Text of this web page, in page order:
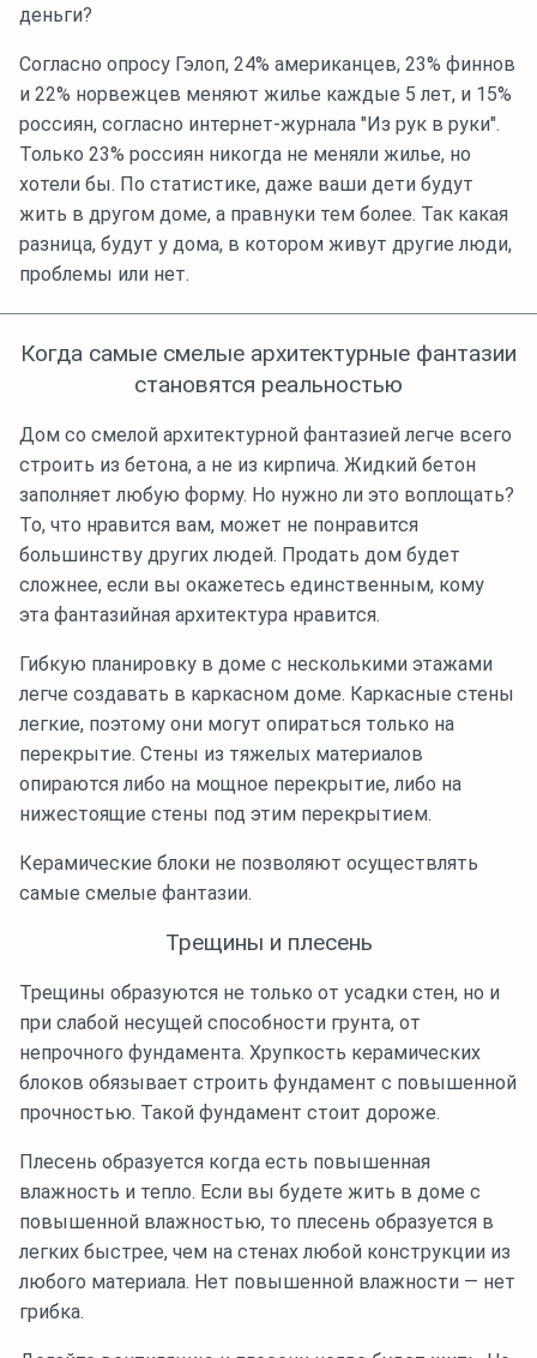
деньги?
Согласно опросу Гэлоп, 24% американцев, 23% финнов
и 22% норвежцев меняют жилье каждые 5 лет, и 15%
россиян, согласно интернет-журнала "Из рук в руки".
Только 23% россиян никогда не меняли жилье, но
хотели бы. По статистике, даже ваши дети будут
жить в другом доме, а правнуки тем более. Так какая
разница, будут у дома, в котором живут другие люди,
проблемы или нет.
Когда самые смелые архитектурные фантазии
становятся реальностью
Дом со смелой архитектурной фантазией легче всего
строить из бетона, а не из кирпича. Жидкий бетон
заполняет любую форму. Но нужно ли это воплощать?
То, что нравится вам, может не понравится
большинству других людей. Продать дом будет
сложнее, если вы окажетесь единственным, кому
эта фантазийная архитектура нравится.
Гибкую планировку в доме с несколькими этажами
легче создавать в каркасном доме. Каркасные стены
легкие, поэтому они могут опираться только на
перекрытие. Стены из тяжелых материалов
опираются либо на мощное перекрытие, либо на
нижестоящие стены под этим перекрытием.
Керамические блоки не позволяют осуществлять
самые смелые фантазии.
Трещины и плесень
Трещины образуются не только от усадки стен, но и
при слабой несущей способности грунта, от
непрочного фундамента. Хрупкость керамических
блоков обязывает строить фундамент с повышенной
прочностью. Такой фундамент стоит дороже.
Плесень образуется когда есть повышенная
влажность и тепло. Если вы будете жить в доме с
повышенной влажностью, то плесень образуется в
легких быстрее, чем на стенах любой конструкции из
любого материала. Нет повышенной влажности — нет
грибка.